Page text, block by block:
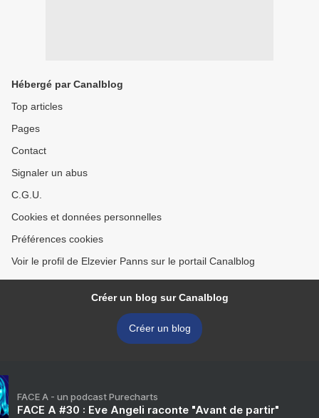
Hébergé par Canalblog
Top articles
Pages
Contact
Signaler un abus
C.G.U.
Cookies et données personnelles
Préférences cookies
Voir le profil de Elzevier Panns sur le portail Canalblog
Créer un blog sur Canalblog
Créer un blog
FACE A - un podcast Purecharts
FACE A #30 : Eve Angeli raconte "Avant de partir"